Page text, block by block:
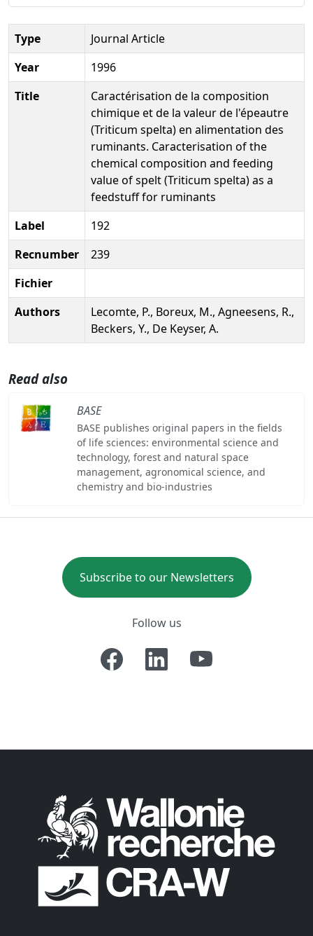
Type
Journal Article
Year
1996
Title
Caractérisation de la composition
chimique et de la valeur de l'épeautre
(Triticum spelta) en alimentation des
ruminants. Caracterisation of the
chemical composition and feeding
value of spelt (Triticum spelta) as a
feedstuff for ruminants
Label
192
Recnumber
239
Fichier
Authors
Lecomte, P., Boreux, M., Agneesens, R.,
Beckers, Y., De Keyser, A.
Read also
BASE
BASE publishes original papers in the fields
of life sciences: environmental science and
technology, forest and natural space
management, agronomical science, and
chemistry and bio-industries
Subscribe to our Newsletters
Follow us